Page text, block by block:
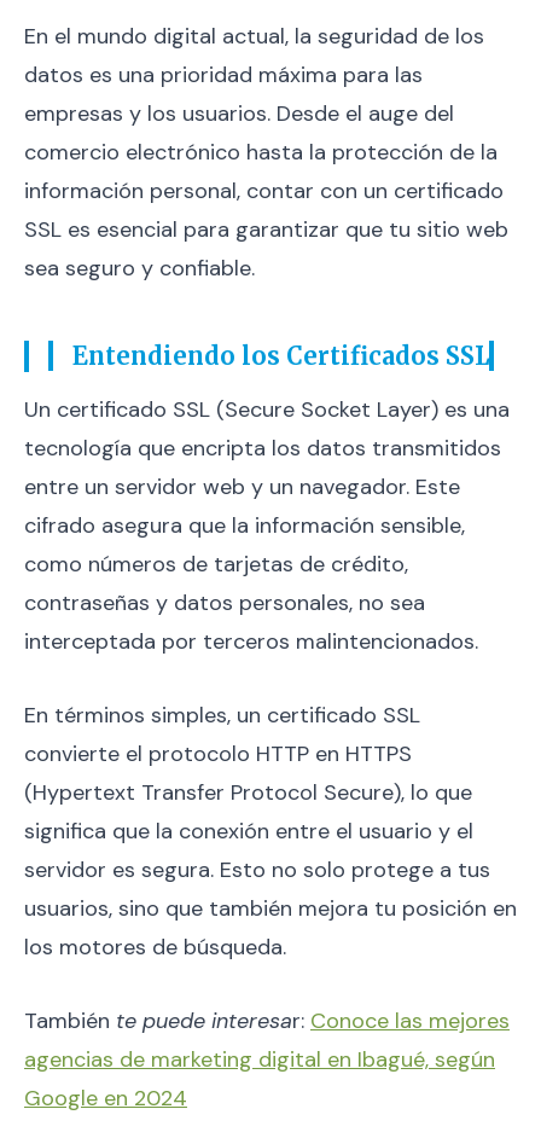
En el mundo digital actual, la seguridad de los
datos es una prioridad máxima para las
empresas y los usuarios. Desde el auge del
comercio electrónico hasta la protección de la
información personal, contar con un certificado
SSL es esencial para garantizar que tu sitio web
sea seguro y confiable.
Entendiendo los Certificados SSL
Un certificado SSL (Secure Socket Layer) es una
tecnología que encripta los datos transmitidos
entre un servidor web y un navegador. Este
cifrado asegura que la información sensible,
como números de tarjetas de crédito,
contraseñas y datos personales, no sea
interceptada por terceros malintencionados.
En términos simples, un certificado SSL
convierte el protocolo HTTP en HTTPS
(Hypertext Transfer Protocol Secure), lo que
significa que la conexión entre el usuario y el
servidor es segura. Esto no solo protege a tus
usuarios, sino que también mejora tu posición en
los motores de búsqueda.
También te puede interesar: Conoce las mejores
agencias de marketing digital en Ibagué, según
Google en 2024